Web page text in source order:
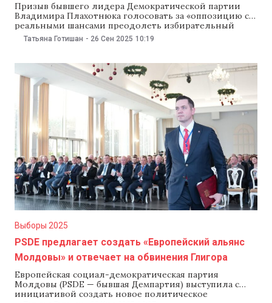
Призыв бывшего лидера Демократической партии
Владимира Плахотнюка голосовать за «оппозицию с
реальными шансами преодолеть избирательный
порог» — это «политическая игра», заявил политолог
Плахотнюк, скорее всего, имел в виду
«Патриотический блок». В то же время бывший
депутат
Татьяна Готишан - 26 Сен 2025 10:19
Выборы 2025
PSDE предлагает создать «Европейский альянс
Молдовы» и отвечает на обвинения Глигора
Европейская социал-демократическая партия
Молдовы (PSDE — бывшая Демпартия) выступила с
инициативой создать новое политическое